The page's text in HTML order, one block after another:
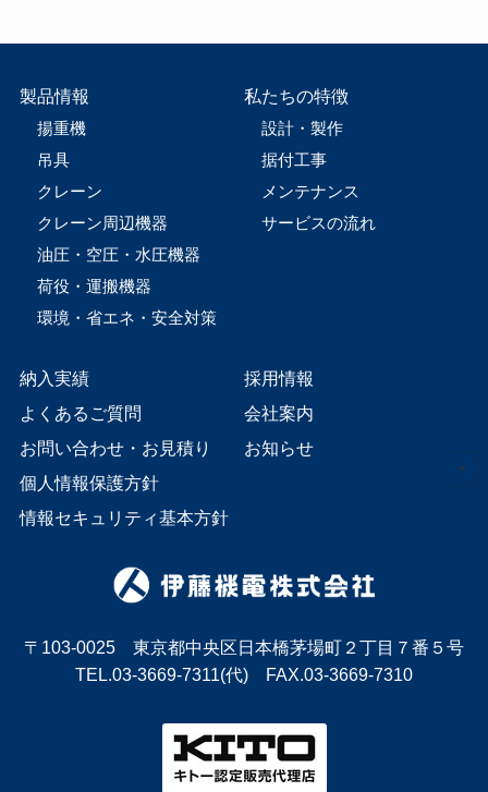
製品情報
揚重機
吊具
クレーン
クレーン周辺機器
油圧・空圧・水圧機器
荷役・運搬機器
環境・省エネ・安全対策
私たちの特徴
設計・製作
据付工事
メンテナンス
サービスの流れ
納入実績
よくあるご質問
お問い合わせ・お見積り
個人情報保護方針
情報セキュリティ基本方針
採用情報
会社案内
お知らせ
〒103-0025 東京都中央区日本橋茅場町２丁目７番５号
TEL.03-3669-7311(代) FAX.03-3669-7310